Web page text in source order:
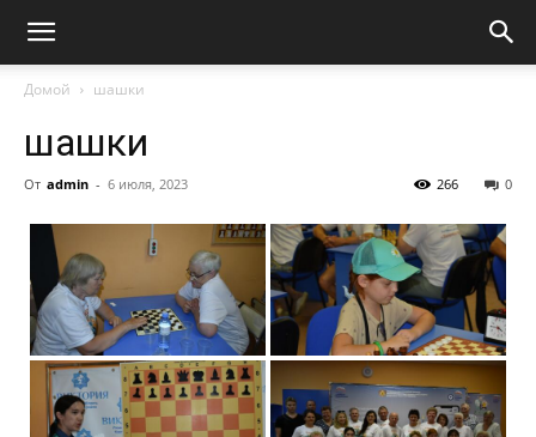
Домой шашки
шашки
От admin - 6 июля, 2023 0
266